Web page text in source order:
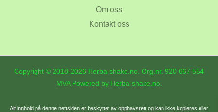
Om oss
Kontakt oss
Copyright © 2018-2026 Herba-shake.no. Org.nr. 920 667 554
MVA Powered by Herba-shake.no.
Alt innhold på denne nettsiden er beskyttet av opphavsrett og kan ikke kopieres eller